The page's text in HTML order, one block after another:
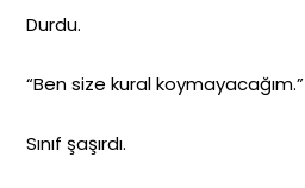
Durdu.
“Ben size kural koymayacağım.”
Sınıf şaşırdı.